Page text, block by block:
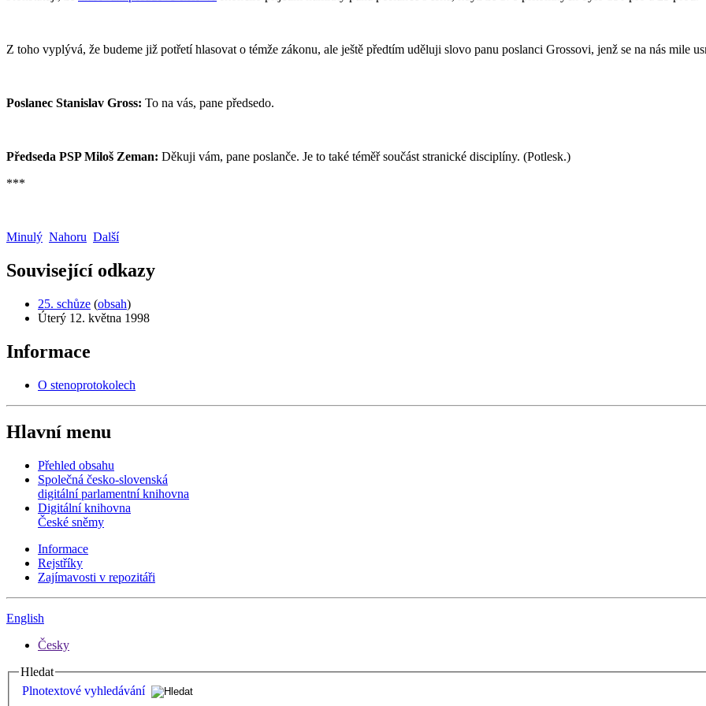
Z toho vyplývá, že budeme již potřetí hlasovat o témže zákonu, ale ještě předtím uděluji slovo panu poslanci Grossovi, jenž se na nás mile
Poslanec Stanislav Gross: To na vás, pane předsedo.
Předseda PSP Miloš Zeman: Děkuji vám, pane poslanče. Je to také téměř součást stranické disciplíny. (Potlesk.)
***
Minulý Nahoru Další
Související odkazy
25. schůze (obsah)
Úterý 12. května 1998
Informace
O stenoprotokolech
Hlavní menu
Přehled obsahu
Společná česko-slovenská
digitální parlamentní knihovna
Digitální knihovna
České sněmy
Informace
Rejstříky
Zajímavosti v repozitáři
English
Česky
Hledat
Plnotextové vyhledávání